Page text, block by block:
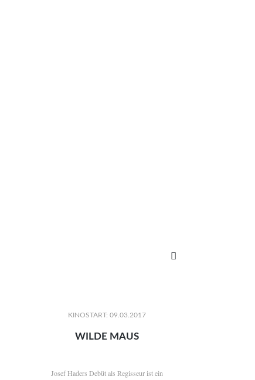

KINOSTART: 09.03.2017
WILDE MAUS
Josef Haders Debüt als Regisseur ist ein